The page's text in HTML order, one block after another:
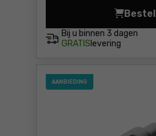
Bij u binnen 3 dagen
GRATIS levering
Bestel
AANBIEDING